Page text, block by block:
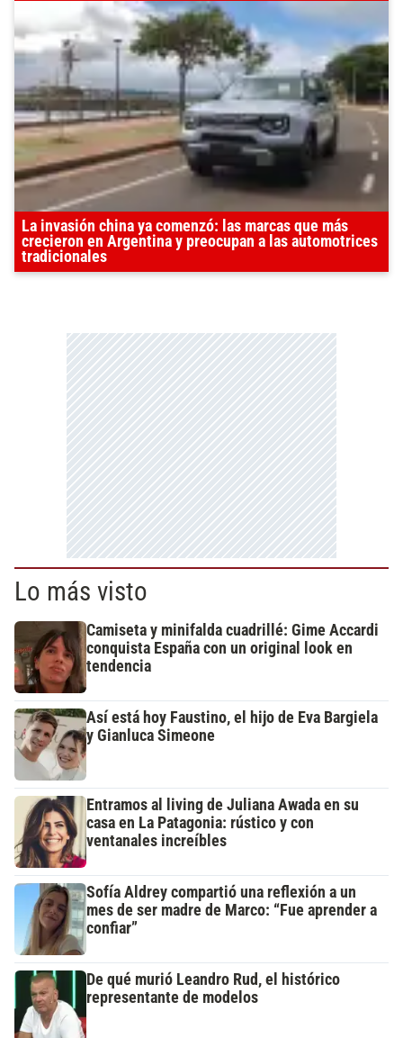
La invasión china ya comenzó: las marcas que más
crecieron en Argentina y preocupan a las automotrices
tradicionales
Lo más visto
Camiseta y minifalda cuadrillé: Gime Accardi
conquista España con un original look en
tendencia
Así está hoy Faustino, el hijo de Eva Bargiela
y Gianluca Simeone
Entramos al living de Juliana Awada en su
casa en La Patagonia: rústico y con
ventanales increíbles
Sofía Aldrey compartió una reflexión a un
mes de ser madre de Marco: “Fue aprender a
confiar”
De qué murió Leandro Rud, el histórico
representante de modelos